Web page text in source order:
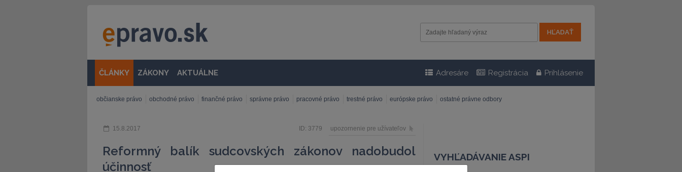
ČLÁNKY ZÁKONY AKTUÁLNE Adresáre Registrácia Prihlásenie
občianske právo obchodné právo finančné právo správne právo pracovné právo trestné právo európske právo ostatné právne odbory
15.8.2017 ID: 3779 upozornenie pre užívateľov
Reformný balík sudcovských zákonov nadobudol
účinnosť
VYHĽADÁVANIE ASPI